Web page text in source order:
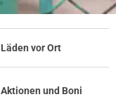
Läden vor Ort
Aktionen und Boni